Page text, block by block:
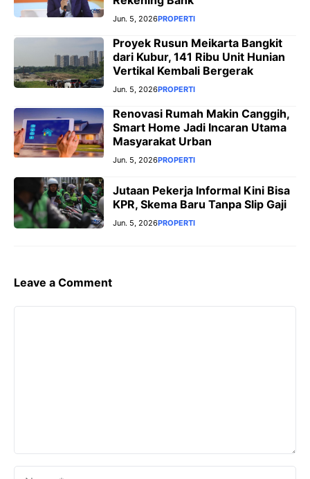
Jun. 5, 2026PROPERTI
Proyek Rusun Meikarta Bangkit
dari Kubur, 141 Ribu Unit Hunian
Vertikal Kembali Bergerak
Jun. 5, 2026PROPERTI
Renovasi Rumah Makin Canggih,
Smart Home Jadi Incaran Utama
Masyarakat Urban
Jun. 5, 2026PROPERTI
Jutaan Pekerja Informal Kini Bisa
KPR, Skema Baru Tanpa Slip Gaji
Jun. 5, 2026PROPERTI
Leave a Comment